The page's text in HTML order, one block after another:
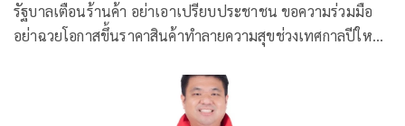
รัฐบาลเตือนร้านค้า อย่าเอาเปรียบประชาชน ขอความร่วมมือ
อย่าฉวยโอกาสขึ้นราคาสินค้าทำลายความสุขช่วงเทศกาลปีใหม่